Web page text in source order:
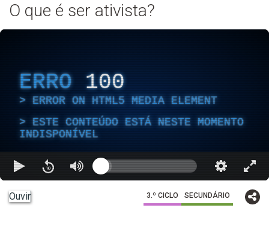
O que é ser ativista?
ERRO 100
ERROR ON HTML5 MEDIA ELEMENT
ESTE CONTEÚDO ESTÁ NESTE MOMENTO
INDISPONÍVEL
Ouvir 3.º CICLO SECUNDÁRIO